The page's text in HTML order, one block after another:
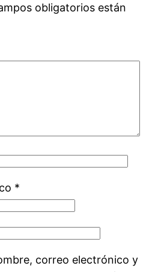
obligatorios están
*
correo electrónico y